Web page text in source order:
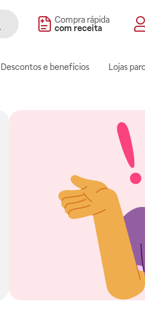
Compra rápida
com receita
Descontos e benefícios Lojas